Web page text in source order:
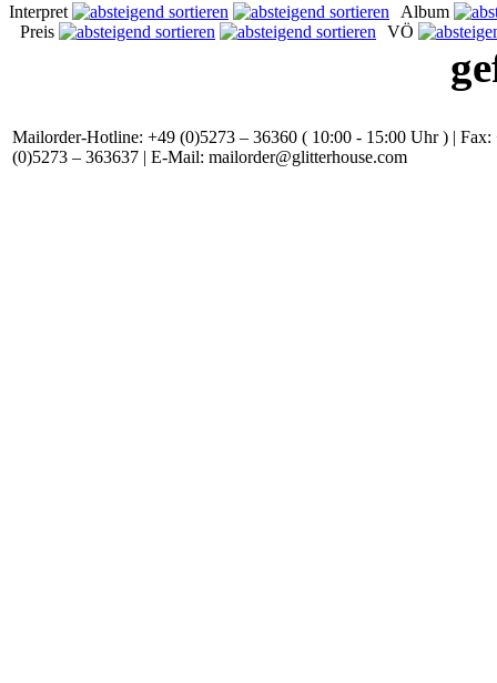
Interpret
Album
Preis
VÖ
Mailorder-Hotline: +49 (0)5273 – 36360 ( 10:00 - 15:00 Uhr ) | Fax:
(0)5273 – 363637 | E-Mail: mailorder@glitterhouse.com